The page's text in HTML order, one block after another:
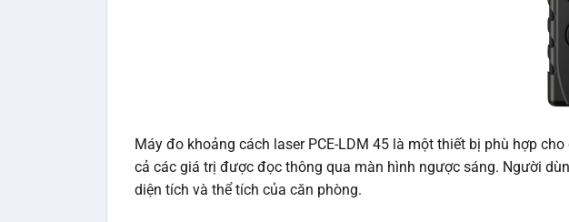
Máy đo khoảng cách laser PCE-LDM 45 là một thiết bị phù hợp
cả các giá trị được đọc thông qua màn hình ngược sáng. Người
diện tích và thể tích của căn phòng.